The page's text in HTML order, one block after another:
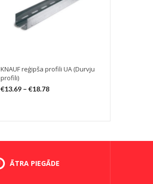
KNAUF reģipša profili UA (Durvju
profili)
€13.69 –€18.78
ĀTRA PIEGĀDE